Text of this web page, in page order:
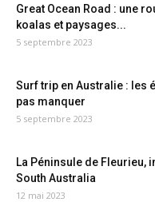
Great Ocean Road : une
koalas et paysages...
5 septembre 2023
Surf trip en Australie : les
pas manquer
5 septembre 2023
La Péninsule de Fleurieu,
South Australia
12 mai 2023